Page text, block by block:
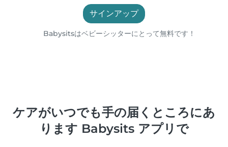
サインアップ
Babysitsはベビーシッターにとって無料です！
ケアがいつでも手の届くところにあ
ります Babysits アプリで